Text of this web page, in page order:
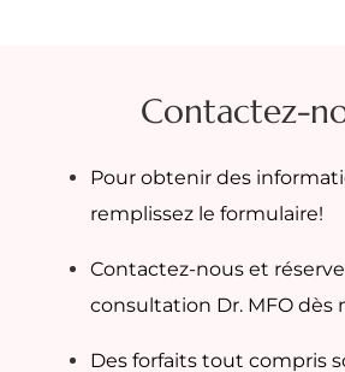
Contactez-
Pour obtenir des
remplissez le formulaire!
Contactez-nous et
consultation Dr. MFO dès
Des forfaits tout compris